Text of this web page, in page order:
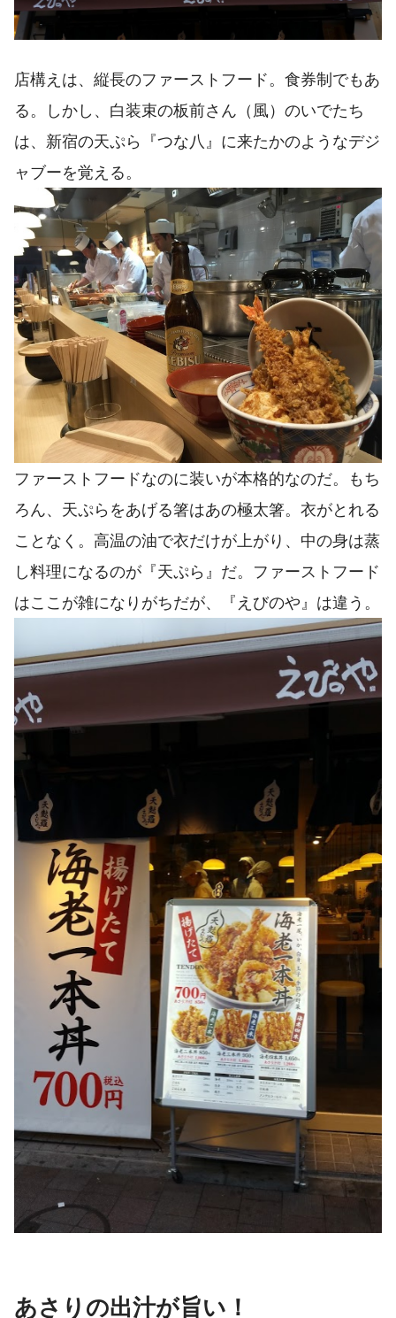
店構えは、縦長のファーストフード。食券制でもあ
る。しかし、白装束の板前さん（風）のいでたち
は、新宿の天ぷら『つな八』に来たかのようなデジ
ャブーを覚える。
ファーストフードなのに装いが本格的なのだ。もち
ろん、天ぷらをあげる箸はあの極太箸。衣がとれる
ことなく。高温の油で衣だけが上がり、中の身は蒸
し料理になるのが『天ぷら』だ。ファーストフード
はここが雑になりがちだが、『えびのや』は違う。
あさりの出汁が旨い！